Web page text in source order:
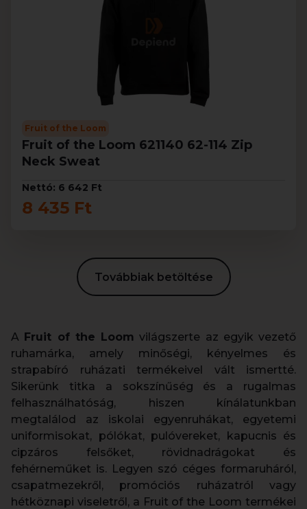
Fruit of the Loom
Fruit of the Loom 621140 62-114 Zip
Neck Sweat
Nettó: 6 642 Ft
8 435 Ft
Továbbiak betöltése
A Fruit of the Loom világszerte az egyik vezető
ruhamárka, amely minőségi, kényelmes és
strapabíró ruházati termékeivel vált ismertté.
Sikerünk titka a sokszínűség és a rugalmas
felhasználhatóság, hiszen kínálatunkban
megtalálod az iskolai egyenruhákat, egyetemi
uniformisokat, pólókat, pulóvereket, kapucnis és
cipzáros felsőket, rövidnadrágokat és
fehérneműket is. Legyen szó céges formaruháról,
csapatmezekről, promóciós ruházatról vagy
hétköznapi viseletről, a Fruit of the Loom termékei